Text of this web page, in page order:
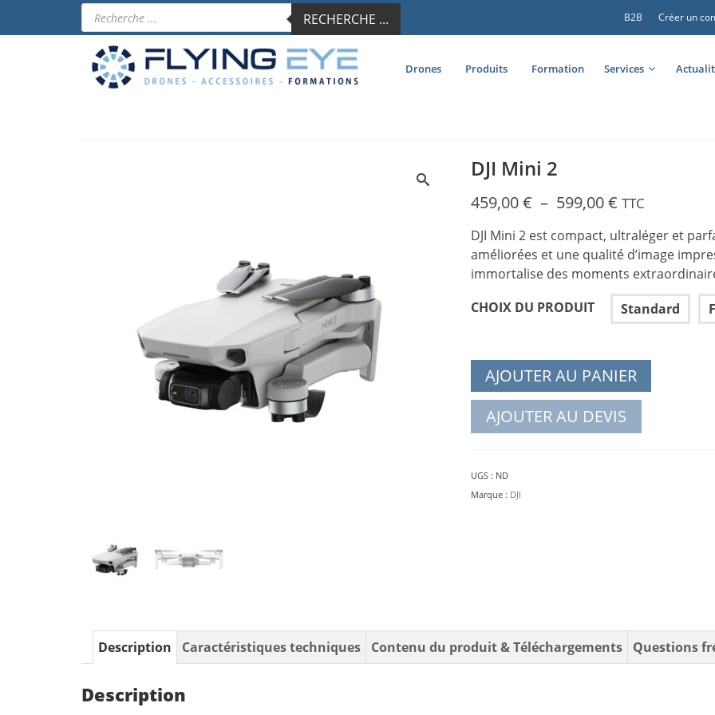
B2B Créer un
Recherche
de
produits
RECHERCHE ...
Drones Produits Formation Services
DJI Mini 2
459,00€ – 599,00€Plage
prix :
459,00 €
à
599,00 €
TTC
DJI Mini 2 est compact, ultraléger et
améliorées et une qualité d’image
immortalise des moments
CHOIX DU PRODUIT
Standard
AJOUTER AU PANIER
AJOUTER AU DEVIS
UGS : ND
Marque : DJI
Description Caractéristiques techniques Contenu du produit & Téléchargements Questions
Description